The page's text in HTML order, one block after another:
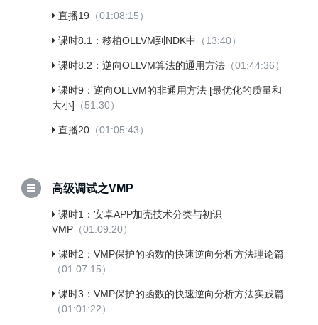
直播19 （01:08:15）
课时8.1：移植OLLVM到NDK中 （13:40）
课时8.2：逆向OLLVM算法的通用方法 （01:44:36）
课时9：逆向OLLVM的非通用方法 [最优化的质量和
大小] （51:30）
直播20 （01:05:43）
高级调试之VMP
课时1：安卓APP加壳技术分类与初识
VMP （01:09:20）
课时2：VMP保护的函数的快速逆向分析方法理论篇
（01:07:15）
课时3：VMP保护的函数的快速逆向分析方法实践篇
（01:01:22）